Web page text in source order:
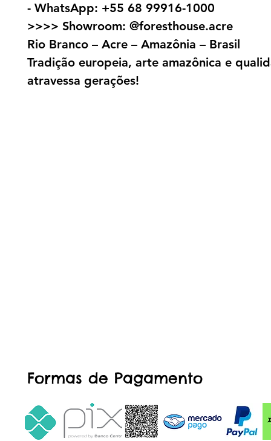
- WhatsApp: +55 68 99916-1000
>>>> Showroom: @foresthouse.acre
Rio Branco – Acre – Amazônia – Brasil
Tradição europeia, arte amazônica e
atravessa gerações!
Formas de Pagamento